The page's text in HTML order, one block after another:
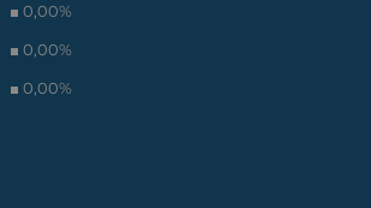
0,00%
0,00%
0,00%